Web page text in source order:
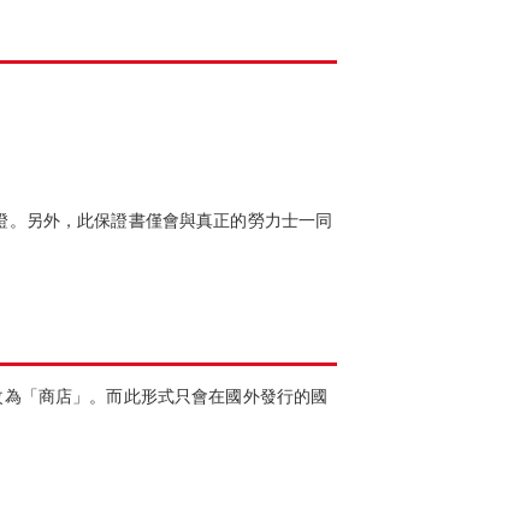
另外，此保證書僅會與真正的勞力士一同
「商店」。而此形式只會在國外發行的國